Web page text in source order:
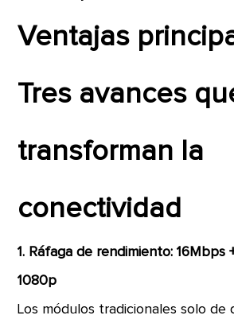
Ventajas
Tres avances
transforman la
conectividad
1. Ráfaga de rendimiento: 16Mbps
1080p
Los módulos tradicionales solo de